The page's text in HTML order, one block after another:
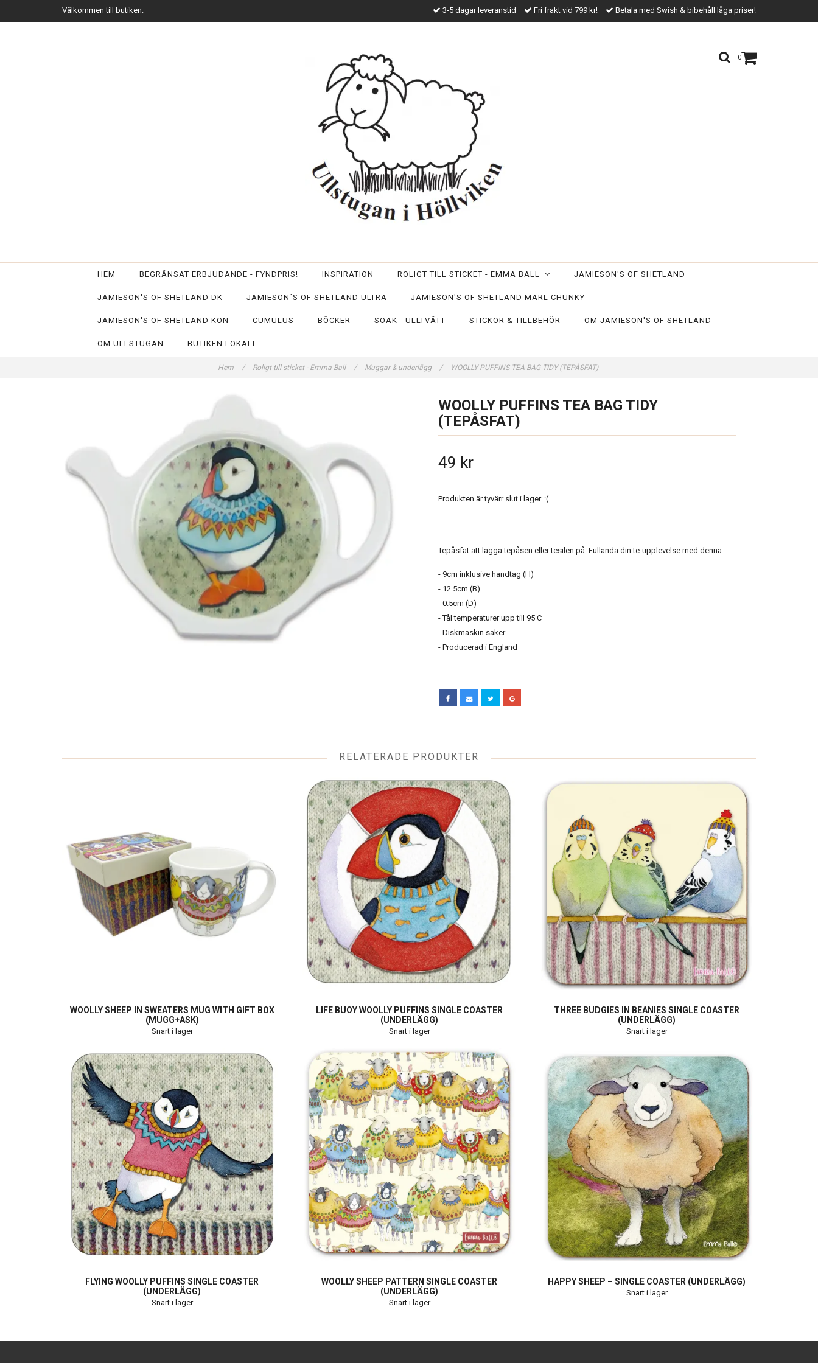
Välkommen till butiken. 3-5 dagar leveranstid Fri frakt vid 799 kr! Betala med Swish & bibehåll låga priser!
0
HEM BEGRÄNSAT ERBJUDANDE - FYNDPRIS! INSPIRATION ROLIGT TILL STICKET - EMMA BALL JAMIESON'S OF SHETLAND
JAMIESON'S OF SHETLAND DK JAMIESON´S OF SHETLAND ULTRA JAMIESON'S OF SHETLAND MARL CHUNKY
JAMIESON'S OF SHETLAND KON CUMULUS BÖCKER SOAK - ULLTVÄTT STICKOR & TILLBEHÖR OM JAMIESON'S OF SHETLAND
OM ULLSTUGAN BUTIKEN LOKALT
Hem / Roligt till sticket - Emma Ball / Muggar & underlägg / WOOLLY PUFFINS TEA BAG TIDY (TEPÅSFAT)
WOOLLY PUFFINS TEA BAG TIDY
(TEPÅSFAT)
49 kr
Produkten är tyvärr slut i lager. :(
Tepåsfat att lägga tepåsen eller tesilen på. Fullända din te-upplevelse med denna.
- 9cm inklusive handtag (H)
- 12.5cm (B)
- 0.5cm (D)
- Tål temperaturer upp till 95 C
- Diskmaskin säker
- Producerad i England
RELATERADE PRODUKTER
WOOLLY SHEEP IN SWEATERS MUG WITH GIFT BOX
(MUGG+ASK)
Snart i lager
LIFE BUOY WOOLLY PUFFINS SINGLE COASTER
(UNDERLÄGG)
Snart i lager
THREE BUDGIES IN BEANIES SINGLE COASTER
(UNDERLÄGG)
Snart i lager
FLYING WOOLLY PUFFINS SINGLE COASTER
(UNDERLÄGG)
Snart i lager
WOOLLY SHEEP PATTERN SINGLE COASTER
(UNDERLÄGG)
Snart i lager
HAPPY SHEEP – SINGLE COASTER (UNDERLÄGG)
Snart i lager